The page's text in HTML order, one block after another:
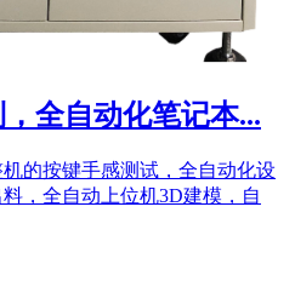
，全自动化笔记本...
的按键手感测试，全自动化设
，全自动上位机3D建模，自